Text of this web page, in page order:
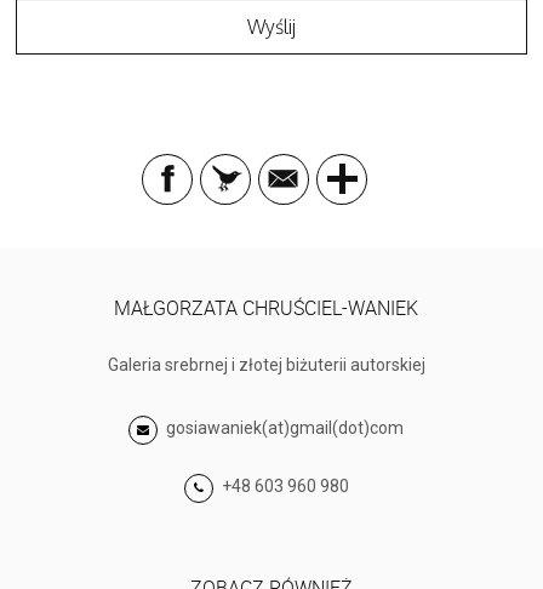
MAŁGORZATA CHRUŚCIEL-WANIEK
Galeria srebrnej i złotej biżuterii autorskiej
gosiawaniek(at)gmail(dot)com
+48 603 960 980